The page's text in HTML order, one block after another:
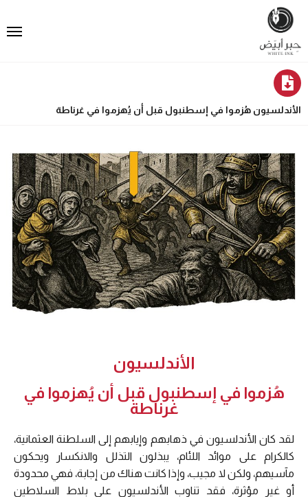
الأندلسيون هُزموا في إسطنبول قبل أن يُهزموا في غرناطة
الأندلسيون
هُزموا في إسطنبول قبل أن يُهزموا في
غرناطة
لقد كان الأندلسيون في ذهابهم وإيابهم إلى السلطنة العثمانية،
كالكرام على موائد اللئام، يبذلون التذلل والانكسار ويحكون
مآسيهم، ولكن لا مجيب، وإذا كانت هناك من إجابة، فهي محدودة
أو غير مؤثرة، فقد تناوب الأندلسيون على بلاط السلاطين